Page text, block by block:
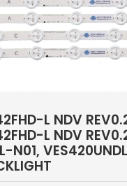
L NDV
L NDV
N01,